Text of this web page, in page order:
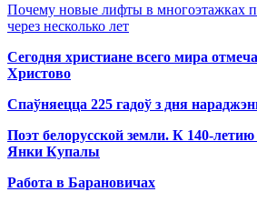
Почему новые лифты в многоэтажках
через несколько лет
Сегодня христиане всего мира
Христово
Спаўняецца 225 гадоў з дня
Поэт белорусской земли. К 140-
Янки Купалы
Работа в Барановичах